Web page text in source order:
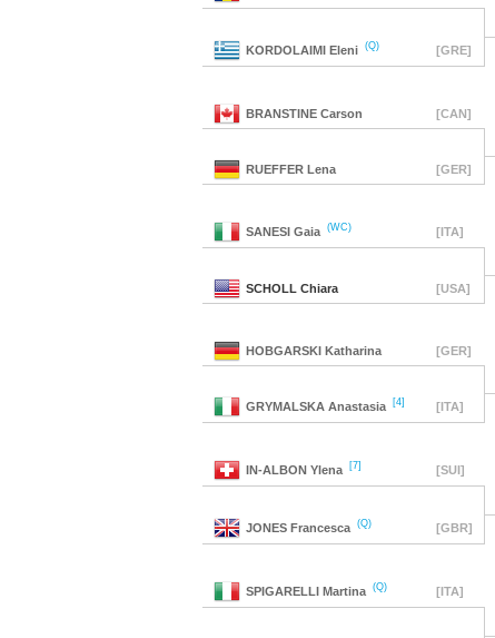
KORDOLAIMI Eleni (Q) [GRE]
BRANSTINE Carson [CAN]
RUEFFER Lena [GER]
SANESI Gaia (WC) [ITA]
SCHOLL Chiara [USA]
HOBGARSKI Katharina [GER]
GRYMALSKA Anastasia [4] [ITA]
IN-ALBON Ylena [7] [SUI]
JONES Francesca (Q) [GBR]
SPIGARELLI Martina (Q) [ITA]